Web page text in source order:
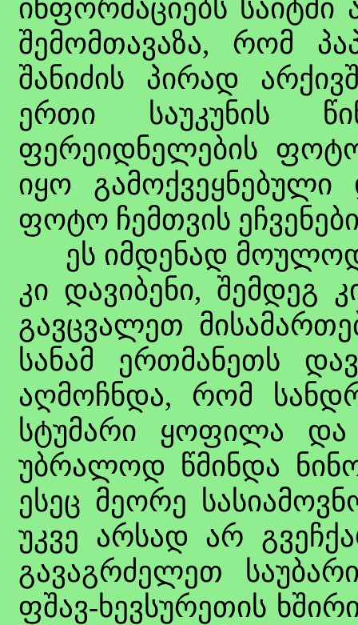
ინფორმაციებს
შემომთავაზა, რომ
შანიძის პირად
ერთი საუკუნის
ფერეიდნელების
იყო
ფოტო ჩემთვის
ეს იმდენად
კი დავიბენი, შემდეგ
გავცვალეთ
სანამ ერთმანეთს
აღმოჩნდა, რომ
სტუმარი ყოფილა
უბრალოდ წმინდა
ესეც მეორე
უკვე არსად არ
გავაგრძელეთ
ფშავ-ხევსურეთის